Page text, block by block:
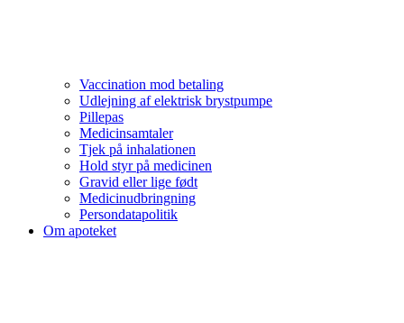
Vaccination mod betaling
Udlejning af elektrisk brystpumpe
Pillepas
Medicinsamtaler
Tjek på inhalationen
Hold styr på medicinen
Gravid eller lige født
Medicinudbringning
Persondatapolitik
Om apoteket